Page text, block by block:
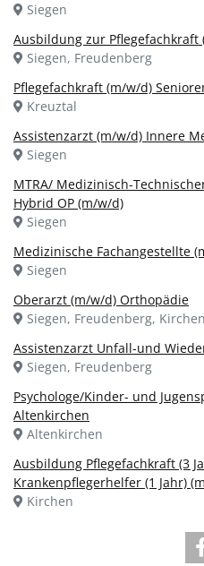
Siegen
Ausbildung zur Pflegefachkraft
Siegen, Freudenberg
Pflegefachkraft (m/w/d)
Kreuztal
Assistenzarzt (m/w/d) Innere
Siegen
MTRA/ Medizinisch-
Hybrid OP (m/w/d)
Siegen
Medizinische Fachangestellte
Siegen
Oberarzt (m/w/d) Orthopädie
Siegen, Freudenberg, Kirchen
Assistenzarzt Unfall-und
Siegen, Freudenberg
Psychologe/Kinder- und
Altenkirchen
Altenkirchen
Ausbildung Pflegefachkraft (3
Krankenpflegerhelfer (1 Jahr)
Kirchen